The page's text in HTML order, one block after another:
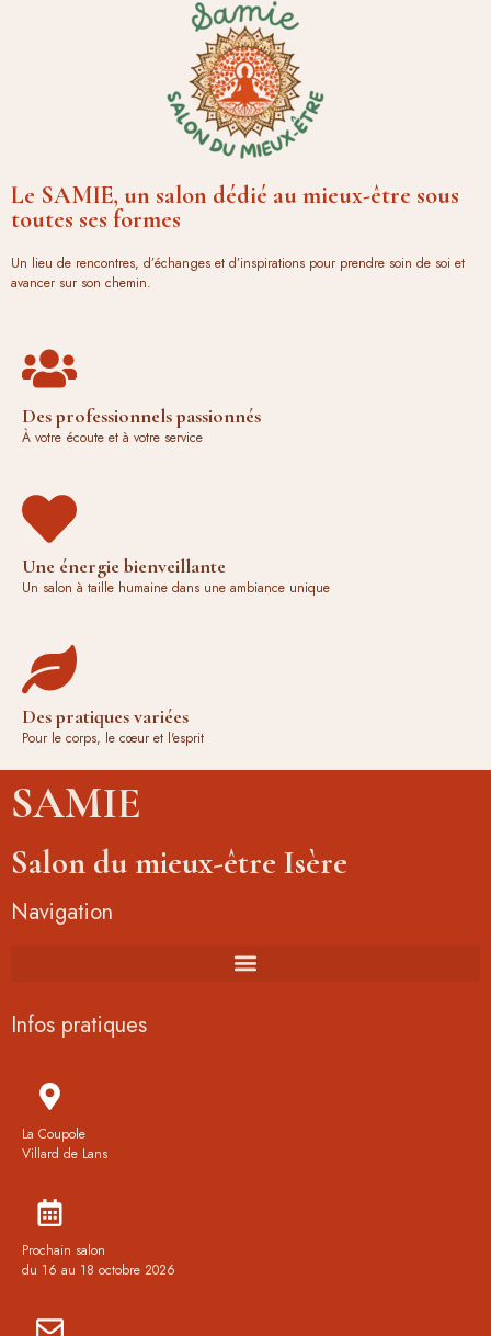
Le SAMIE, un salon dédié au mieux-être sous
toutes ses formes
Un lieu de rencontres, d’échanges et d’inspirations pour prendre soin de soi et
avancer sur son chemin.
Des professionnels passionnés
À votre écoute et à votre service
Une énergie bienveillante
Un salon à taille humaine dans une ambiance unique
Des pratiques variées
Pour le corps, le cœur et l'esprit
SAMIE
Salon du mieux-être Isère
Navigation
Infos pratiques
La Coupole
Villard de Lans
Prochain salon
du 16 au 18 octobre 2026